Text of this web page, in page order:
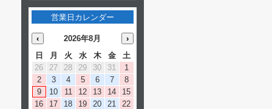
営業日カレンダー
‹ 2026年8月
›
日
月 火 水 木 金
土
26
27 28 29 30 31
1
2
3 4 5 6 7
8
9
10 11 12 13 14
15
16
17 18 19 20 21
22